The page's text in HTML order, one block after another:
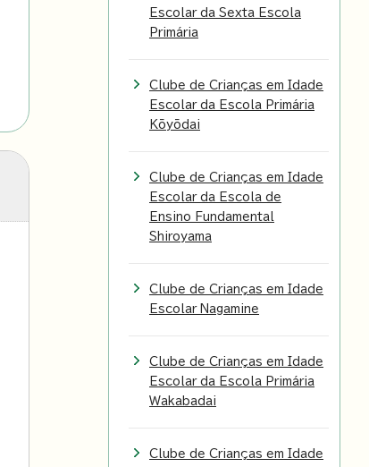
Escolar da Sexta Escola
Primária
Clube de Crianças em Idade
Escolar da Escola Primária
Kōyōdai
Clube de Crianças em Idade
Escolar da Escola de
Ensino Fundamental
Shiroyama
Clube de Crianças em Idade
Escolar Nagamine
Clube de Crianças em Idade
Escolar da Escola Primária
Wakabadai
Clube de Crianças em Idade